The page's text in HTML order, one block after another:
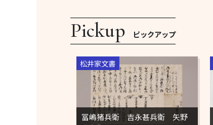
ピックアップ
松井家文書
冨嶋猪兵衛 吉永甚兵衛 矢野